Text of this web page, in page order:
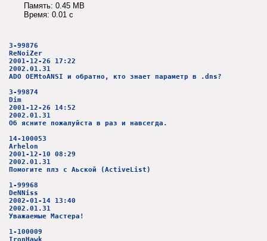
Память: 0.45 MB
Время: 0.01 c
3-99876
ReNoiZer
2001-12-26 17:22
2002.01.31
ADO OEMtoANSI и обратно, кто знает параметр в .dns?
3-99874
Dim
2001-12-26 14:52
2002.01.31
Об ясните пожалуйста в раз и навсегда.
14-100053
Arhelon
2001-12-10 08:29
2002.01.31
Помогите плз с Аьской (ActiveList)
1-99968
DeNNiss
2002-01-14 13:40
2002.01.31
Уважаемые Мастера!
1-100009